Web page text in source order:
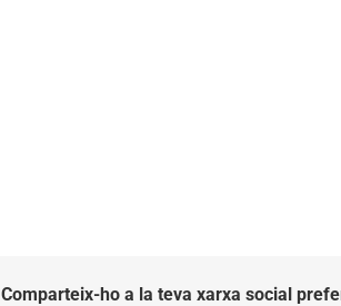
Comparteix-ho a la teva xarxa social